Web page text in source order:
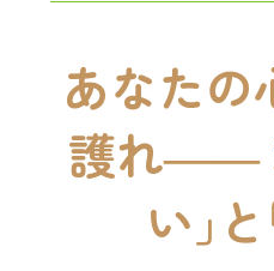
雑誌
CD
DVD・ブルー
あなたの
護れ――
い｣